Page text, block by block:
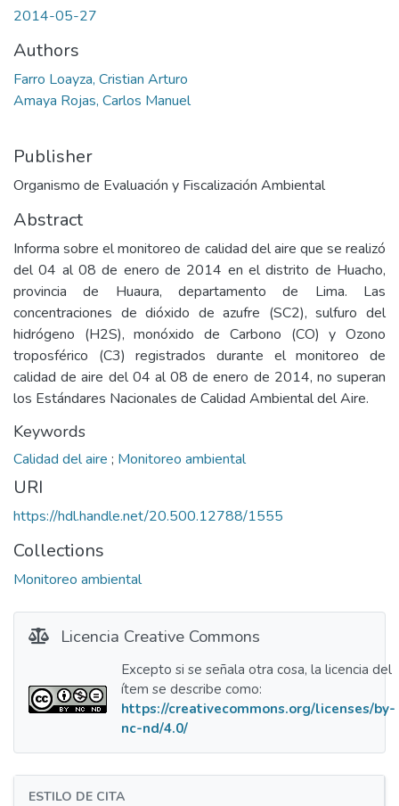
2014-05-27
Authors
Farro Loayza, Cristian Arturo
Amaya Rojas, Carlos Manuel
Publisher
Organismo de Evaluación y Fiscalización Ambiental
Abstract
Informa sobre el monitoreo de calidad del aire que se realizó
del 04 al 08 de enero de 2014 en el distrito de Huacho,
provincia de Huaura, departamento de Lima. Las
concentraciones de dióxido de azufre (SC2), sulfuro del
hidrógeno (H2S), monóxido de Carbono (CO) y Ozono
troposférico (C3) registrados durante el monitoreo de
calidad de aire del 04 al 08 de enero de 2014, no superan
los Estándares Nacionales de Calidad Ambiental del Aire.
Keywords
Calidad del aire ; Monitoreo ambiental
URI
https://hdl.handle.net/20.500.12788/1555
Collections
Monitoreo ambiental
Licencia Creative Commons
Excepto si se señala otra cosa, la licencia del
ítem se describe como:
https://creativecommons.org/licenses/by-
nc-nd/4.0/
ESTILO DE CITA